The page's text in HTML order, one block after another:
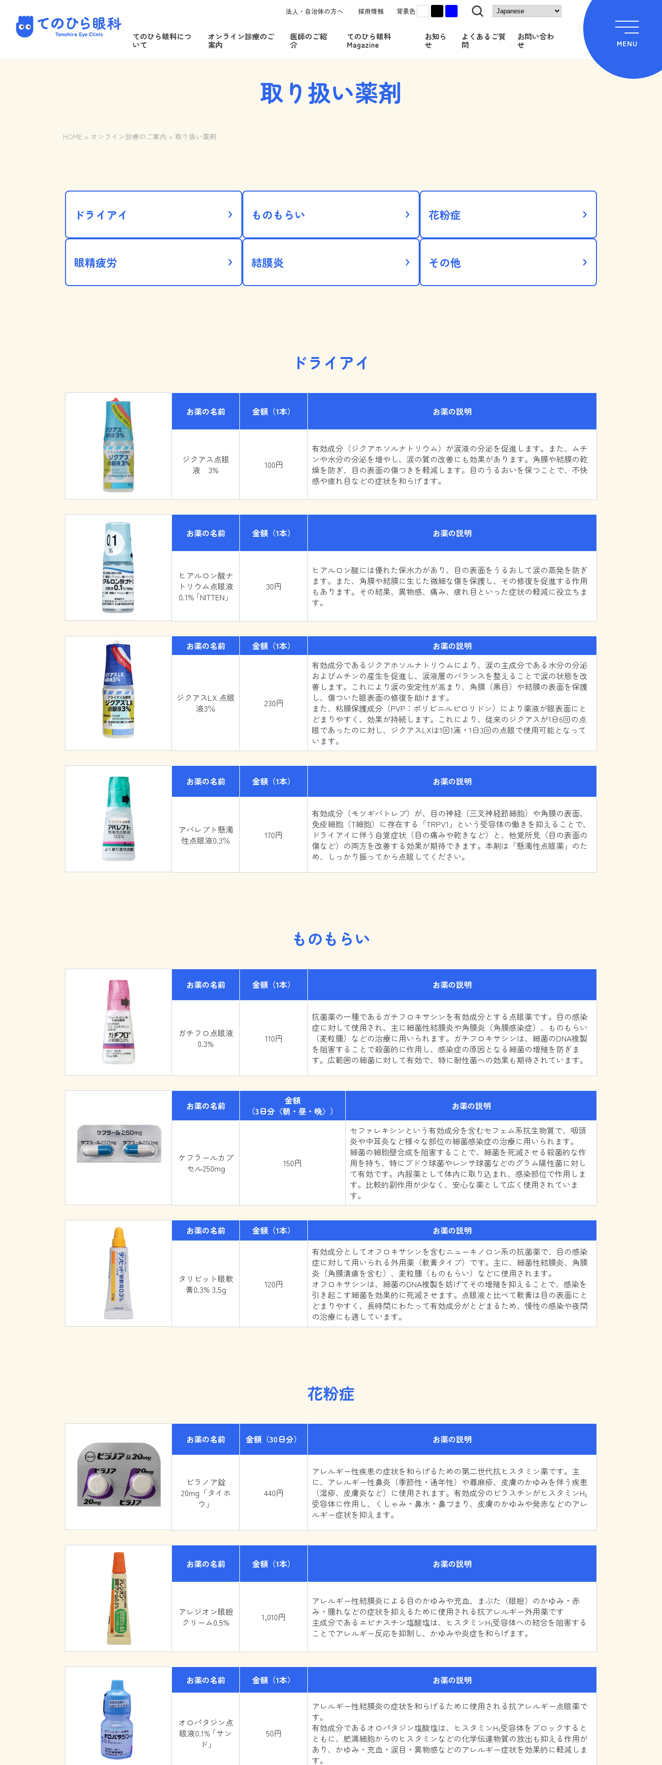
content
MENU
法人・自治体の方へ 採用情報 背景色 白 黒
てのひら眼科につ
いて
オンライン診療のご
案内
医師のご紹
介
てのひら眼科
Magazine
お知ら
せ
よくあるご質
問
お問い合わ
せ
取り扱い薬剤
HOME > オンライン診療のご案内 > 取り扱い薬剤
ドライアイ ものもらい 花粉症
眼精疲労 結膜炎 その他
ドライアイ
お薬の名前 金額 （1本） お薬の説明
ジクアス点眼
液 3%
100円
有効成分（ジクアホソルナトリウム）が涙液の分泌を促進します。また、ムチ
ンや水分の分泌を増やし、涙の質の改善にも効果があります。角膜や結膜の乾
燥を防ぎ、目の表面の傷つきを軽減します。目のうるおいを保つことで、不快
感や疲れ目などの症状を和らげます。
お薬の名前 金額 （1本） お薬の説明
ヒアルロン酸ナ
トリウム点眼液
0.1% ｢NITTEN」
30円
ヒアルロン酸には優れた保水力があり、目の表面をうるおして涙の蒸発を防ぎ
ます。また、角膜や結膜に生じた微細な傷を保護し、その修復を促進する作用
もあります。その結果、異物感、痛み、疲れ目といった症状の軽減に役立ちま
す。
お薬の名前 金額 （1本） お薬の説明
ジクアスLX 点眼
液3％
230円
有効成分であるジクアホソルナトリウムにより、涙の主成分である水分の分泌
およびムチンの産生を促進し、涙液層のバランスを整えることで涙の状態を改
善します。これにより涙の安定性が高まり、角膜（黒目）や結膜の表面を保護
し、傷ついた眼表面の修復を助けます。
また、粘膜保護成分（PVP：ポリビニルピロリドン）により薬液が眼表面にと
どまりやすく、効果が持続します。これにより、従来のジクアスが1日6回の点
眼であったのに対し、ジクアスLXは1回1滴・1日3回の点眼で使用可能となって
います。
お薬の名前 金額 （1本） お薬の説明
アバレプト懸濁
性点眼液0.3％
170円
有効成分（モツギバトレプ）が、目の神経（三叉神経節細胞）や角膜の表面、
免疫細胞（T細胞）に存在する「TRPV1」という受容体の働きを抑えることで、
ドライアイに伴う自覚症状（目の痛みや乾きなど）と、他覚所見（目の表面の
傷など）の両方を改善する効果が期待できます。本剤は「懸濁性点眼薬」のた
め、しっかり振ってから点眼してください。
ものもらい
お薬の名前 金額 （1本） お薬の説明
ガチフロ点眼液
0.3%
110円
抗菌薬の一種であるガチフロキサシンを有効成分とする点眼薬です。目の感染
症に対して使用され、主に細菌性結膜炎や角膜炎（角膜感染症）、ものもらい
（麦粒腫）などの治療に用いられます。ガチフロキサシンは、細菌のDNA複製
を阻害することで殺菌的に作用し、感染症の原因となる細菌の増殖を防ぎま
す。広範囲の細菌に対して有効で、特に耐性菌への効果も期待されています。
お薬の名前
金額
（3日分〈朝・昼・晩〉）
お薬の説明
ケフラールカプ
セル250mg
150円
セファレキシンという有効成分を含むセフェム系抗生物質で、咽頭
炎や中耳炎など様々な部位の細菌感染症の治療に用いられます。
細菌の細胞壁合成を阻害することで、細菌を死滅させる殺菌的な作
用を持ち、特にブドウ球菌やレンサ球菌などのグラム陽性菌に対し
て有効です。内服薬として体内に取り込まれ、感染部位で作用しま
す。比較的副作用が少なく、安心な薬として広く使用されていま
す。
お薬の名前 金額 （1本） お薬の説明
タリビット眼軟
膏0.3% 3.5g
120円
有効成分としてオフロキサシンを含むニューキノロン系の抗菌薬で、目の感染
症に対して用いられる外用薬（軟膏タイプ）です。主に、細菌性結膜炎、角膜
炎（角膜潰瘍を含む）、麦粒腫（ものもらい）などに使用されます。
オフロキサシンは、細菌のDNA複製を妨げてその増殖を抑えることで、感染を
引き起こす細菌を効果的に死滅させます。点眼液と比べて軟膏は目の表面にと
どまりやすく、長時間にわたって有効成分がとどまるため、慢性の感染や夜間
の治療にも適しています。
花粉症
お薬の名前 金額 （30日分） お薬の説明
ビラノア錠
20mg「タイホ
ウ」
440円
アレルギー性疾患の症状を和らげるための第二世代抗ヒスタミン薬です。主
に、アレルギー性鼻炎（季節性・通年性）や蕁麻疹、皮膚のかゆみを伴う疾患
（湿疹、皮膚炎など）に使用されます。有効成分のビラスチンがヒスタミンH₁
受容体に作用し、くしゃみ・鼻水・鼻づまり、皮膚のかゆみや発赤などのアレ
ルギー症状を抑えます。
お薬の名前 金額 （1本） お薬の説明
アレジオン眼瞼
クリーム0.5%
1,010円
アレルギー性結膜炎による目のかゆみや充血、まぶた（眼瞼）のかゆみ・赤
み・腫れなどの症状を抑えるために使用される抗アレルギー外用薬です
主成分であるエピナスチン塩酸塩は、ヒスタミンH₁受容体への結合を阻害する
ことでアレルギー反応を抑制し、かゆみや炎症を和らげます。
お薬の名前 金額 （1本） お薬の説明
オロパタジン点
眼液0.1% ｢サン
ド｣
50円
アレルギー性結膜炎の症状を和らげるために使用される抗アレルギー点眼薬で
す。
有効成分であるオロパタジン塩酸塩は、ヒスタミンH₁受容体をブロックすると
ともに、肥満細胞からのヒスタミンなどの化学伝達物質の放出も抑える作用が
あり、かゆみ・充血・涙目・異物感などのアレルギー症状を効果的に軽減しま
す。